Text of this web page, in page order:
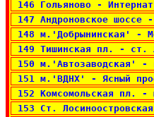
146 Гольяново -
147 Андроновское
148 м.'Добрынинская' -
149 Тишинская пл. - ст.
150 м.'Автозаводская' -
151 м.'ВДНХ' - Ясный
152 Комсомольская пл.
153 Ст.